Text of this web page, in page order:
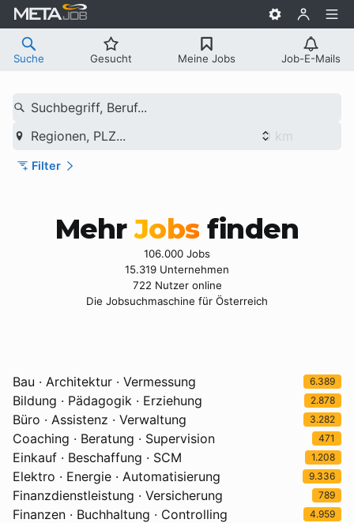
Suche Gesucht Meine Jobs Job-E-Mails
Suchbegriff, Beruf...
Regionen, PLZ...
Filter
MehrJobs finden
106.000 Jobs
15.319 Unternehmen
722 Nutzer online
Die Jobsuchmaschine für Österreich
Bau · Architektur · Vermessung 6.389
Bildung · Pädagogik · Erziehung 2.878
Büro · Assistenz · Verwaltung 3.282
Coaching · Beratung · Supervision 471
Einkauf · Beschaffung · SCM 1.208
Elektro · Energie · Automatisierung 9.336
Finanzdienstleistung · Versicherung 789
Finanzen · Buchhaltung · Controlling 4.959